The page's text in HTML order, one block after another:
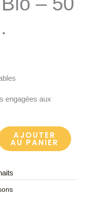
engagées aux
AJOUTER
AU PANIER